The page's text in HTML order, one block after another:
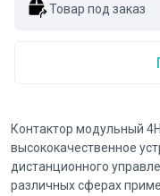
Товар под заказ
Контактор модульный
высококачественное
дистанционного
различных сферах